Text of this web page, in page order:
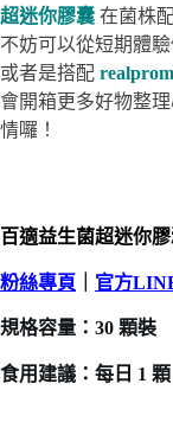
超迷你膠囊 在菌株
不妨可以從短期體
或者是搭配 r
會開箱更多好物整
情囉！
百適益生菌超迷你
粉絲專頁 官方
規格容量：30 顆裝
食用建議：每日 1 顆